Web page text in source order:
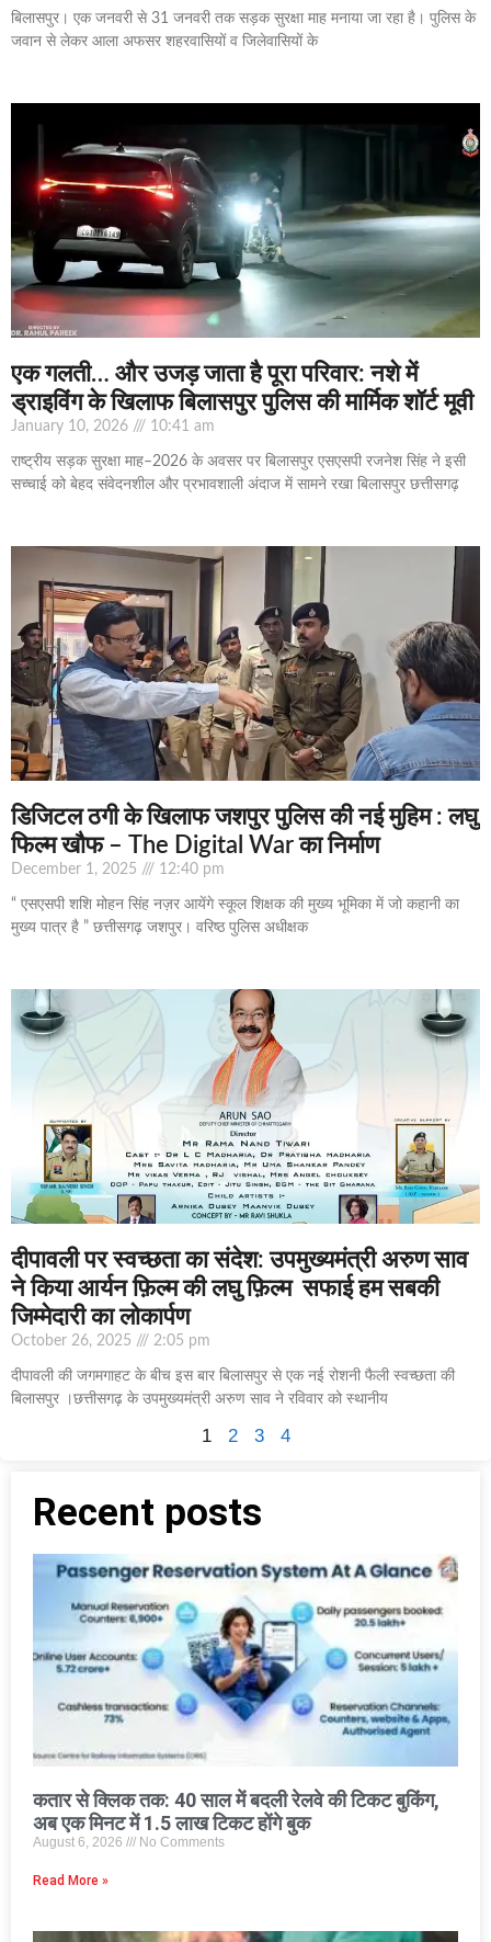
बिलासपुर। एक जनवरी से 31 जनवरी तक सड़क सुरक्षा माह मनाया जा रहा है। पुलिस के
जवान से लेकर आला अफसर शहरवासियों व जिलेवासियों के
एक गलती… और उजड़ जाता है पूरा परिवार: नशे में
ड्राइविंग के खिलाफ बिलासपुर पुलिस की मार्मिक शॉर्ट मूवी
January 10, 2026 10:41 am
राष्ट्रीय सड़क सुरक्षा माह–2026 के अवसर पर बिलासपुर एसएसपी रजनेश सिंह ने इसी
सच्चाई को बेहद संवेदनशील और प्रभावशाली अंदाज में सामने रखा बिलासपुर छत्तीसगढ़
डिजिटल ठगी के खिलाफ जशपुर पुलिस की नई मुहिम : लघु
फिल्म खौफ – The Digital War का निर्माण
December 1, 2025 12:40 pm
“ एसएसपी शशि मोहन सिंह नज़र आयेंगे स्कूल शिक्षक की मुख्य भूमिका में जो कहानी का
मुख्य पात्र है ” छत्तीसगढ़ जशपुर। वरिष्ठ पुलिस अधीक्षक
दीपावली पर स्वच्छता का संदेश: उपमुख्यमंत्री अरुण साव
ने किया आर्यन फ़िल्म की लघु फ़िल्म सफाई हम सबकी
जिम्मेदारी का लोकार्पण
October 26, 2025 2:05 pm
दीपावली की जगमगाहट के बीच इस बार बिलासपुर से एक नई रोशनी फैली स्वच्छता की
बिलासपुर ।छत्तीसगढ़ के उपमुख्यमंत्री अरुण साव ने रविवार को स्थानीय
1 2 3 4
Recent posts
कतार से क्लिक तक: 40 साल में बदली रेलवे की टिकट बुकिंग,
अब एक मिनट में 1.5 लाख टिकट होंगे बुक
August 6, 2026 No Comments
Read More »